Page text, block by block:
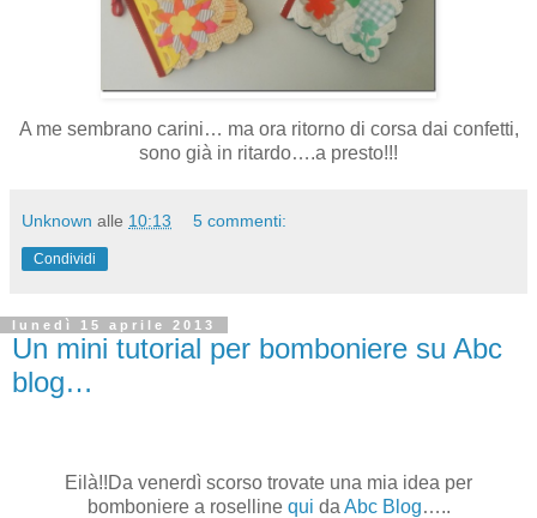
A me sembrano carini… ma ora ritorno di corsa dai confetti,
sono già in ritardo….a presto!!!
Unknown alle 10:13 5 commenti:
Condividi
lunedì 15 aprile 2013
Un mini tutorial per bomboniere su Abc
blog…
Eilà!!Da venerdì scorso trovate una mia idea per
bomboniere a roselline qui da Abc Blog…..